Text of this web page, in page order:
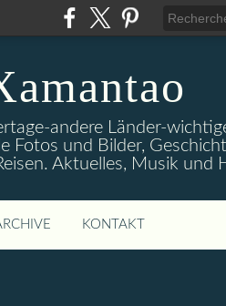
andere Länder-
Fotos und Bilder,
Aktuelles, Musik und
KONTAKT